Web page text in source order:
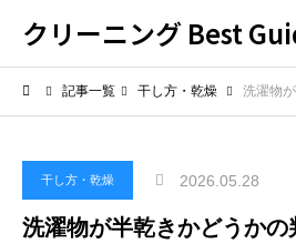
クリーニング Best
記事一覧 干し方・乾燥 洗濯物が半乾き
干し方・乾燥 2026.05.28
洗濯物が半乾きかどうかの